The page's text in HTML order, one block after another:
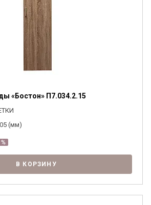
«Бостон» П7.034.2.15
(мм)
В КОРЗИНУ